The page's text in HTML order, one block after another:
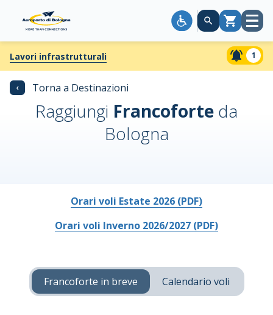
CarrelloApri
Lavori infrastrutturali 1
‹ Torna a Destinazioni
Raggiungi Francoforte da
Bologna
Orari voli Estate 2026 (PDF)
Orari voli Inverno 2026/2027 (PDF)
Francoforte in breve Calendario voli